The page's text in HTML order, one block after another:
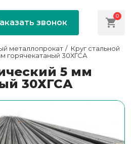
звонок
0
металлопрокат
Круг стальной
горячекатаный 30ХГСА
5 мм
30ХГСА